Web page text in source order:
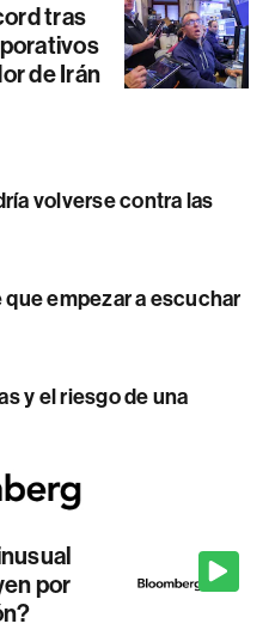
tras
de Irán
volverse contra las
empezar a escuchar
y el riesgo de una
por